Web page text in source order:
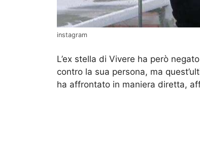
instagram
L’ex stella di Vivere ha però
contro la sua persona, ma
ha affrontato in maniera diretta,